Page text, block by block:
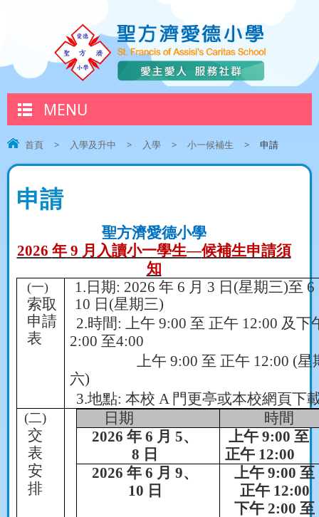
MENU
首頁 > 入學及升中 > 入學 > 小一候補生 > 申請
申請
聖方濟愛德小學
2026 年9 月入讀小一學生—候補生申請須
知
(一)
索取
申請
表
1. 日期: 2026 年 6 月 3 日 (星期三)至 6
10 日 (星期三)
2.時間:上午 9:00至 正午 12:00 及下
2:00至4:00
上午 9:00至 正午 12:00 (星
六)
3.地點:本校 A 門更亭或本校網頁下
(二)
交
表
安
排
日期
時間
2026年6 月 5、
8 日
上午9:00 至
正午 12:00
2026年6 月9、
10 日
上午9:00 至
正午 12:00
下午2:00 至